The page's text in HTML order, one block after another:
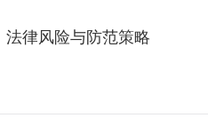
法律风险与防范策略